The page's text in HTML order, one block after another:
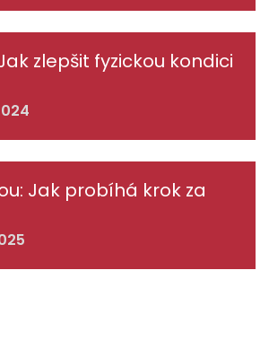
zlepšit fyzickou kondici
Jak probíhá krok za